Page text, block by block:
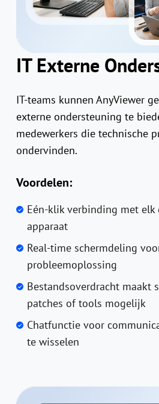
IT Externe
IT-teams kunnen AnyViewer
externe ondersteuning te
medewerkers die technische
ondervinden.
Voordelen:
Eén-klik verbinding met elk
apparaat
Real-time schermdeling
probleemoplossing
Bestandsoverdracht maakt
patches of tools mogelijk
Chatfunctie voor
te wisselen